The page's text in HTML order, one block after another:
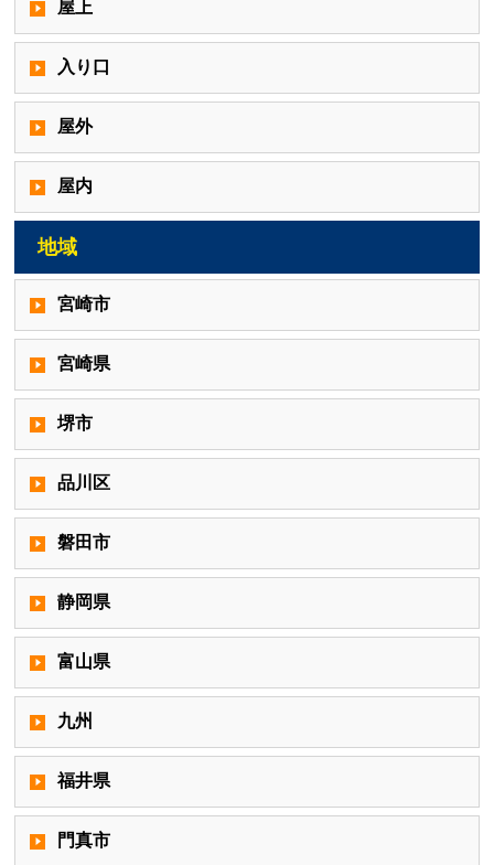
屋上
入り口
屋外
屋内
地域
宮崎市
宮崎県
堺市
品川区
磐田市
静岡県
富山県
九州
福井県
門真市